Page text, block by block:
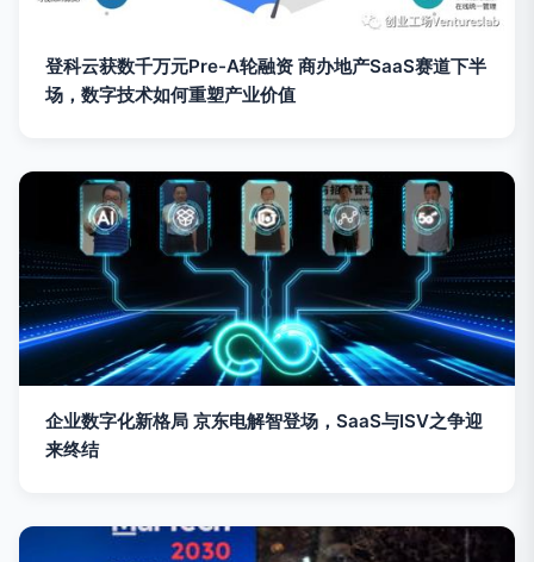
登科云获数千万元Pre-A轮融资 商办地产SaaS赛道下半
场，数字技术如何重塑产业价值
企业数字化新格局 京东电解智登场，SaaS与ISV之争迎
来终结